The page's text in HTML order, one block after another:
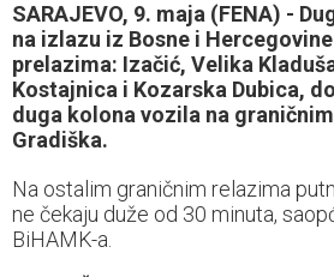
SARAJEVO, 9. maja (FENA) -
na izlazu iz Bosne i
prelazima: Izačić, Velika
Kostajnica i Kozarska Dubica,
duga kolona vozila na
Gradiška.
Na ostalim graničnim relazima
ne čekaju duže od 30 minuta,
BiHAMK-a.